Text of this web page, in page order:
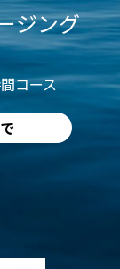
ジング
コース